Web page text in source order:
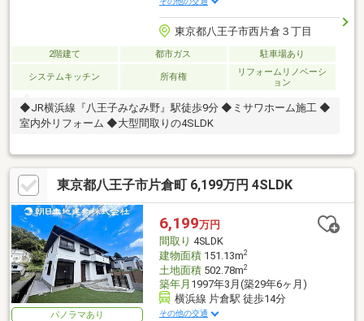
東京都八王子市西片倉３丁目
2階建て 都市ガス 駐車場あり
システムキッチン 所有権
リフォームリノベーシ
ョン
◆JR横浜線『八王子みなみ野』駅徒歩9分 ◆ミサワホーム施工 ◆
室内外リフォーム ◆大型間取りの4SLDK
東京都八王子市片倉町 6,199万円 4SLDK
パノラマあり
6,199万円
間取り 4SLDK
建物面積151.13m2
土地面積502.78m2
築年月 1997年3月(築29年6ヶ月)
横浜線 片倉駅 徒歩14分
その他の交通